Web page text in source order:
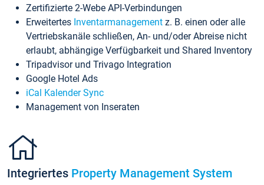
Zertifizierte 2-Webe API-Verbindungen
Erweitertes Inventarmanagement z. B. einen oder alle
Vertriebskanäle schließen, An- und/oder Abreise nicht
erlaubt, abhängige Verfügbarkeit und Shared Inventory
Tripadvisor und Trivago Integration
Google Hotel Ads
iCal Kalender Sync
Management von Inseraten
Integriertes Property Management System